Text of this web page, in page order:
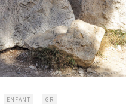
ENFANT GR